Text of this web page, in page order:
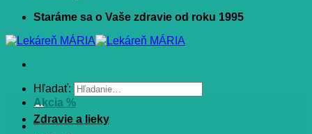
Staráme sa o Vaše zdravie od roku 1995
Hľadať:
Akcia %
Zdravie a lieky